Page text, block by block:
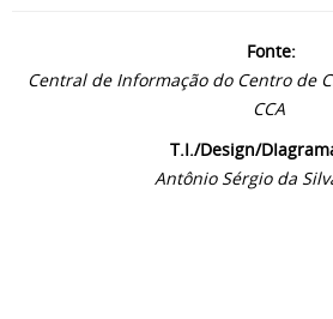
Fonte:
Central de Informação do Centro de
CCA
T.I./Design/
Antônio Sérgio da